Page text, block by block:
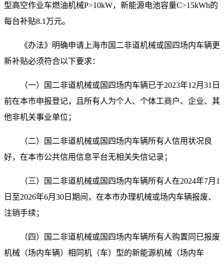
型高空作业车燃油机械P>10kW，新能源电池容量C>15kWh的
每台补贴8.1万元。
《办法》明确申请上海市国二非道机械或国四场内车辆更
新补贴必须符合以下要求：
（一）国二非道机械或国四场内车辆已于2023年12月31日
前在本市申报登记，且所有人为个人、个体工商户、企业、其
他非机关事业单位；
（二）国二非道机械或国四场内车辆所有人信用状况良
好，在本市公共信用信息平台无相关失信记录；
（三）国二非道机械或国四场内车辆所有人在2024年7月1
日至2026年6月30日期间，在本市办理机械或场内车辆报废、
注销手续；
（四）国二非道机械或国四场内车辆所有人购置同已报废
机械（场内车辆）相同机（车）型的新能源机械（场内车